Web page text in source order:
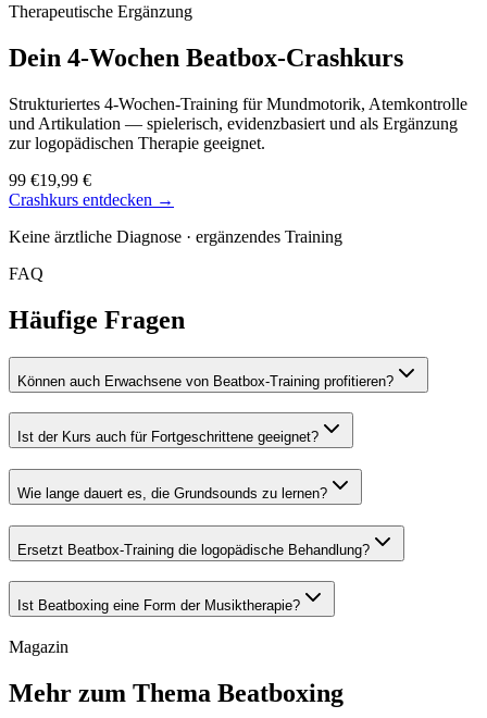
Therapeutische Ergänzung
Dein 4-Wochen Beatbox-Crashkurs
Strukturiertes 4-Wochen-Training für Mundmotorik, Atemkontrolle
und Artikulation — spielerisch, evidenzbasiert und als Ergänzung
zur logopädischen Therapie geeignet.
99 €19,99 €
Crashkurs entdecken →
Keine ärztliche Diagnose · ergänzendes Training
FAQ
Häufige Fragen
Können auch Erwachsene von Beatbox-Training profitieren?
Ist der Kurs auch für Fortgeschrittene geeignet?
Wie lange dauert es, die Grundsounds zu lernen?
Ersetzt Beatbox-Training die logopädische Behandlung?
Ist Beatboxing eine Form der Musiktherapie?
Magazin
Mehr zum Thema Beatboxing